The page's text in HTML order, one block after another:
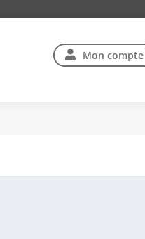
Mon compte